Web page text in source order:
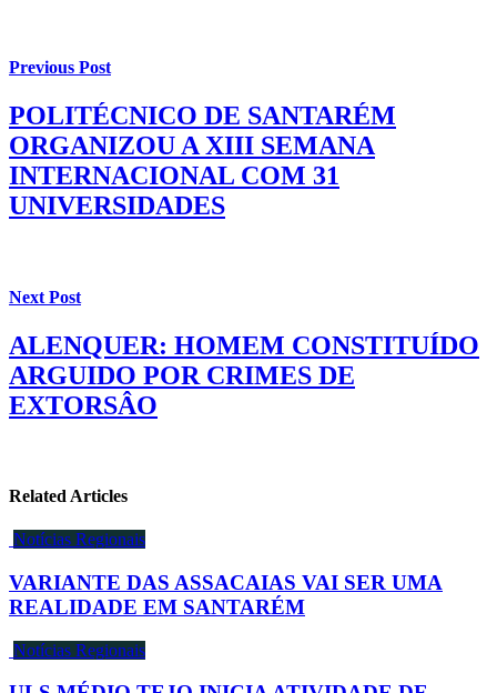
Previous Post
POLITÉCNICO DE SANTARÉM
ORGANIZOU A XIII SEMANA
INTERNACIONAL COM 31
UNIVERSIDADES
Next Post
ALENQUER: HOMEM CONSTITUÍDO
ARGUIDO POR CRIMES DE
EXTORSÂO
Related Articles
Notícias Regionais
VARIANTE DAS ASSACAIAS VAI SER UMA
REALIDADE EM SANTARÉM
Notícias Regionais